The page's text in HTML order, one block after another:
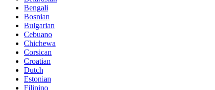
Bengali
Bosnian
Bulgarian
Cebuano
Chichewa
Corsican
Croatian
Dutch
Estonian
Filipino